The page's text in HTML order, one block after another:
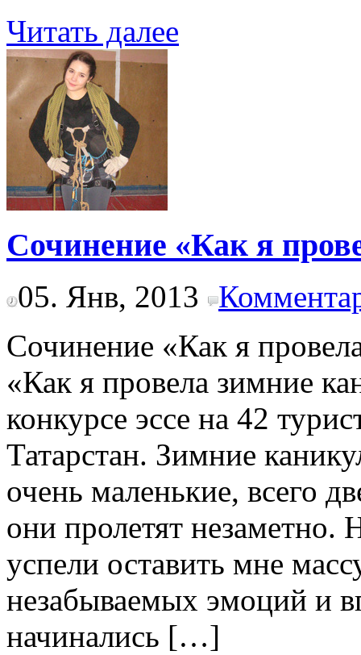
Читать далее
Сочинение «Как я
05. Янв, 2013
Сочинение «Как я
«Как я провела зимние
конкурсе эссе на 42
Татарстан. Зимние
очень маленькие, всего
они пролетят
успели оставить мне
незабываемых эмоций и
начинались […]